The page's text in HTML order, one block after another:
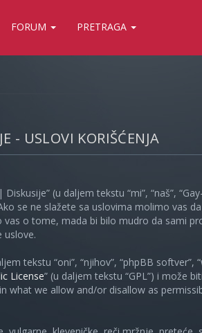
FORUM PRETRAGA
- USLOVI KORIŠĆENJA
(u daljem tekstu “mi”, “naš”,
se ne slažete sa uslovima molimo vas
o tome, mada bi bilo mudro da sami
uslove.
tekstu “oni”, “njihov”, “phpBB
License” (u daljem tekstu “GPL”) i može
what we allow and/or disallow as